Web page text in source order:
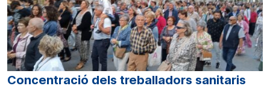
Concentració dels treballadors sanitaris